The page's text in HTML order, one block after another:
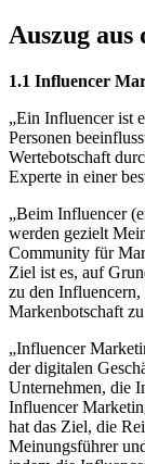
Auszug aus
1.1 Influencer
„Ein Influencer ist
Personen
Wertebotschaft
Experte in einer
„Beim Influencer
werden gezielt
Community für
Ziel ist es, auf
zu den
Markenbotschaft
„Influencer
der digitalen
Unternehmen, die
Influencer
hat das Ziel, die
Meinungsführer